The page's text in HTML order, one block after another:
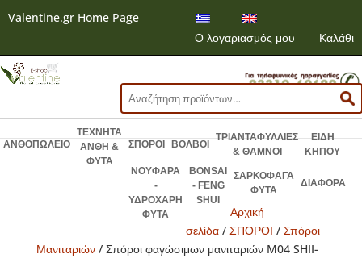
Valentine.gr Home Page
Ο λογαριασμός μου
Καλάθι
Αναζήτηση
για:
ΑΝΘΟΠΩΛΕΙΟ
ΤΕΧΝΗΤΑ
ΑΝΘΗ &
ΦΥΤΑ
ΣΠΟΡΟΙ ΒΟΛΒΟΙ
ΤΡΙΑΝΤΑΦΥΛΛΙΕΣ
& ΘΑΜΝΟΙ
ΕΙΔΗ
ΚΗΠΟΥ
ΝΟΥΦΑΡΑ
-
ΥΔΡΟΧΑΡΗ
ΦΥΤΑ
BONSAI
- FENG
SHUI
ΣΑΡΚΟΦΑΓΑ
ΦΥΤΑ
ΔΙΑΦΟΡΑ
Αρχική
σελίδα / ΣΠΟΡΟΙ / Σπόροι
Μανιταριών/ Σπόροι φαγώσιμων μανιταριών M04 SHII-